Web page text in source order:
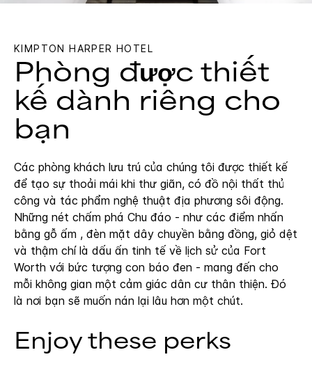
KIMPTON HARPER HOTEL
Phòng được thiết
kế dành riêng cho
bạn
Các phòng khách lưu trú của chúng tôi được thiết kế
để tạo sự thoải mái khi thư giãn, có đồ nội thất thủ
công và tác phẩm nghệ thuật địa phương sôi động.
Những nét chấm phá Chu đáo - như các điểm nhấn
bằng gỗ ấm , đèn mặt dây chuyền bằng đồng, giỏ dệt
và thậm chí là dấu ấn tinh tế về lịch sử của Fort
Worth với bức tượng con báo đen - mang đến cho
mỗi không gian một cảm giác dân cư thân thiện. Đó
là nơi bạn sẽ muốn nán lại lâu hơn một chút.
Enjoy these perks